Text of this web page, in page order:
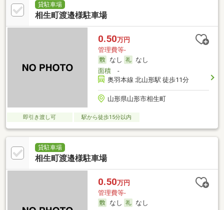
貸駐車場
相生町渡邉様駐車場
0.50万円
管理費等-
なし
なし
面積-
奥羽本線 北山形駅 徒歩11分
山形県山形市相生町
即引き渡し可 駅から徒歩15分以内
貸駐車場
相生町渡邉様駐車場
0.50万円
管理費等-
なし
なし